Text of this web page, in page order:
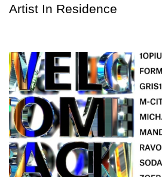
Artist In Residence